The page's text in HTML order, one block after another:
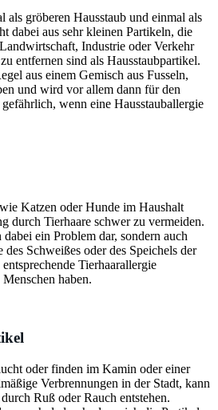
als gröberen Hausstaub und einmal als
dabei aus sehr kleinen Partikeln, die
Industrie oder Verkehr
entfernen sind als Hausstaubpartikel.
aus einem Gemisch aus Fusseln,
und wird vor allem dann für den
wenn eine Hausstauballergie
Katzen oder Hunde im Haushalt
durch Tierhaare schwer zu vermeiden.
ein Problem dar, sondern auch
des Schweißes oder des Speichels der
Tierhaarallergie
haben.
oder finden im Kamin oder einer
Verbrennungen in der Stadt, kann
Ruß oder Rauch entstehen.